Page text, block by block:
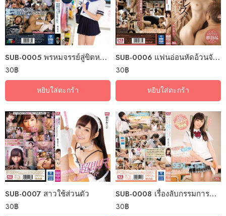
SUB-0005 พรหมจรรย์สู่ขิตหนูผิดไปแล้ว
30฿
หยิบใส่ตะกร้า
SUB-0006 แฟนอ่อนหัดอ้วนจัดคูณสอ
30฿
หยิบใส่ตะกร้า
SUB-0007 สาวใช้ส่วนตัว
30฿
SUB-0008 เรื่องลับกรรมการนักเรียน
30฿